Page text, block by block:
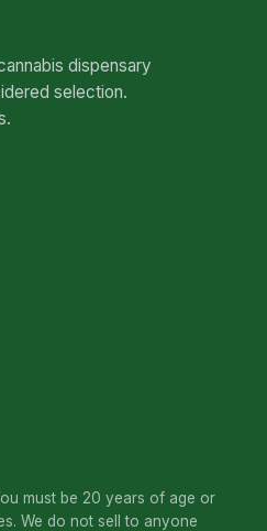
dispensary
selection.
must be 20 years of age or
We do not sell to anyone